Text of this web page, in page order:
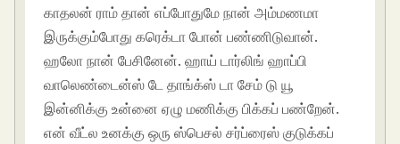
காதலன் ராம் தான் எப்போதுமே நான் அம்மணமா
இருக்கும்போது கரெக்டா போன் பண்ணிடுவான்.
ஹலோ நான் பேசினேன். ஹாய் டார்லிங் ஹாப்பி
வாலெண்டைன்ஸ் டே தாங்க்ஸ் டா சேம் டு யூ
இன்னிக்கு உன்னை ஏழு மணிக்கு பிக்கப் பண்றேன்.
என் வீட்ல உனக்கு ஒரு ஸ்பெசல் சர்ப்ரைஸ் குடுக்கப்